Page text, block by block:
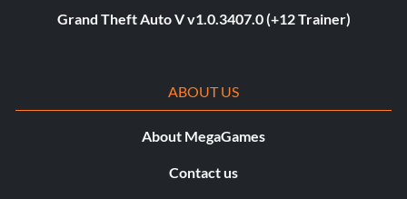
Grand Theft Auto V v1.0.3407.0 (+12 Trainer)
ABOUT US
About MegaGames
Contact us